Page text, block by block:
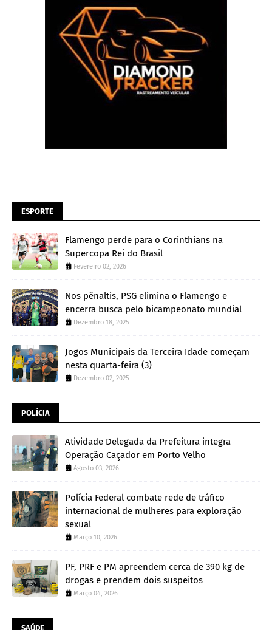
ESPORTE
Flamengo perde para o Corinthians na
Supercopa Rei do Brasil
Fevereiro 02, 2026
Nos pênaltis, PSG elimina o Flamengo e
encerra busca pelo bicampeonato mundial
Dezembro 18, 2025
Jogos Municipais da Terceira Idade começam
nesta quarta-feira (3)
Dezembro 02, 2025
POLÍCIA
Atividade Delegada da Prefeitura integra
Operação Caçador em Porto Velho
Agosto 03, 2026
Polícia Federal combate rede de tráfico
internacional de mulheres para exploração
sexual
Março 10, 2026
PF, PRF e PM apreendem cerca de 390 kg de
drogas e prendem dois suspeitos
Março 04, 2026
SAÚDE